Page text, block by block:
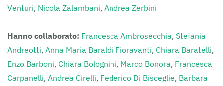
Venturi, Nicola Zalambani, Andrea Zerbini
Hanno collaborato: Francesca Ambrosecchia, Stefania
Andreotti, Anna Maria Baraldi Fioravanti, Chiara Baratelli,
Enzo Barboni, Chiara Bolognini, Marco Bonora, Francesca
Carpanelli, Andrea Cirelli, Federico Di Bisceglie, Barbara